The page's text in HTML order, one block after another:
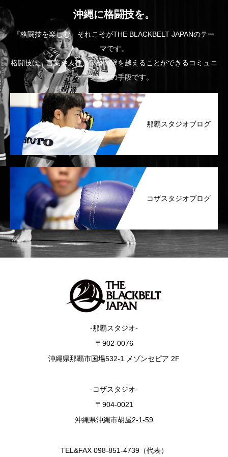
沖縄に格闘技を。
『格闘技を楽しむ』それこそがTHE BLACKBELT JAPANのテー
マです。
格闘技は、言葉や人種、年齢の壁を越えることができるコミュニ
ケーションの手段です。
那覇スタジオブログ
コザスタジオブログ
-那覇スタジオ-
〒902-0076
沖縄県那覇市国場532-1 メゾンセピア 2F
-コザスタジオ-
〒904-0021
沖縄県沖縄市胡屋2-1-59
TEL&FAX 098-851-4739（代表）